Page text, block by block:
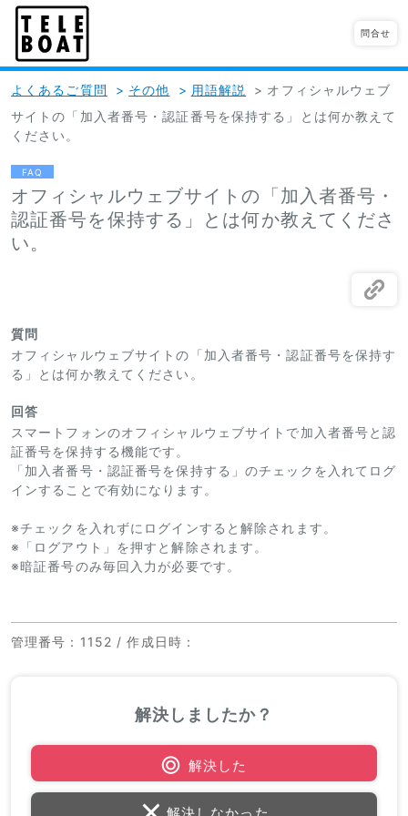
問合せ
よくあるご質問 > その他 > 用語解説 > オフィシャルウェブ
サイトの「加入者番号・認証番号を保持する」とは何か教えて
ください。
FAQ
オフィシャルウェブサイトの「加入者番号・
認証番号を保持する」とは何か教えてくださ
い。
質問
オフィシャルウェブサイトの「加入者番号・認証番号を保持す
る」とは何か教えてください。
回答
スマートフォンのオフィシャルウェブサイトで加入者番号と認
証番号を保持する機能です。
「加入者番号・認証番号を保持する」のチェックを入れてログ
インすることで有効になります。
※チェックを入れずにログインすると解除されます。
※「ログアウト」を押すと解除されます。
※暗証番号のみ毎回入力が必要です。
管理番号 ：1152 /作成日時 ：
解決しましたか？
解決した